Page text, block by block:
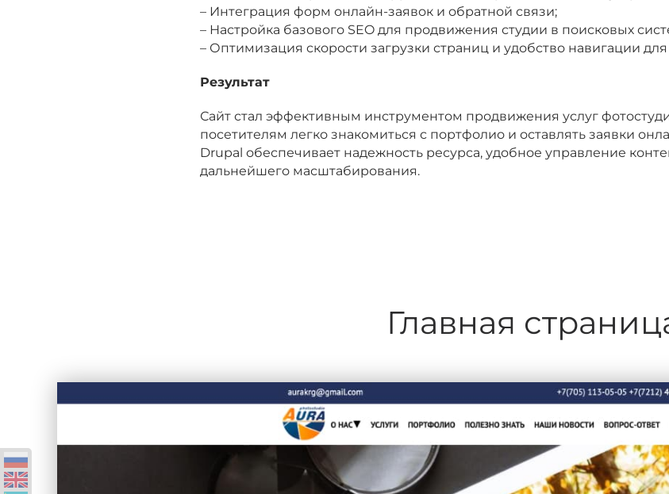
– Интеграция форм онлайн-заявок и обратной связи;
– Настройка базового SEO для продвижения студии в поисковых
– Оптимизация скорости загрузки страниц и удобство навигации
Результат
Сайт стал эффективным инструментом продвижения услуг
посетителям легко знакомиться с портфолио и оставлять заявки
Drupal обеспечивает надежность ресурса, удобное управление
дальнейшего масштабирования.
Главная